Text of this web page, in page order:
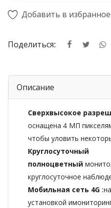
Добавить в избранное
Поделиться:
Описание
Сверхвысокое
оснащена 4 МП
чтобы уловить
Круглосуточный
полноцветный
круглосуточное
Мобильная сеть 4G :
установкой и